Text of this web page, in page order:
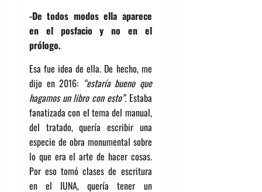
-De todos modos ella aparece
en el posfacio y no en el
prólogo.
Esa fue idea de ella. De hecho, me
dijo en 2016: “estaría bueno que
hagamos un libro con esto”. Estaba
fanatizada con el tema del manual,
del tratado, quería escribir una
especie de obra monumental sobre
lo que era el arte de hacer cosas.
Por eso tomó clases de escritura
en el IUNA, quería tener un